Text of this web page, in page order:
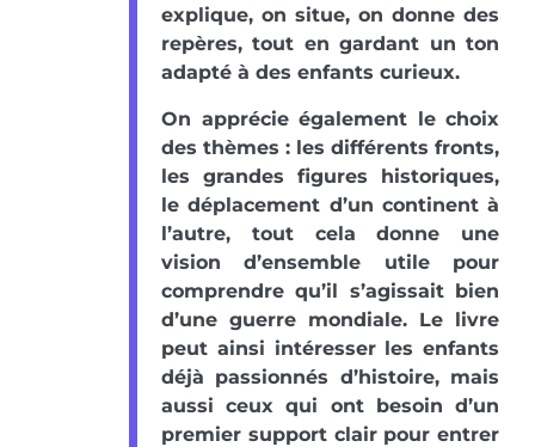
explique, on situe, on donne des
repères, tout en gardant un ton
adapté à des enfants curieux.
On apprécie également le choix
des thèmes : les différents fronts,
les grandes figures historiques,
le déplacement d’un continent à
l’autre, tout cela donne une
vision d’ensemble utile pour
comprendre qu’il s’agissait bien
d’une guerre mondiale. Le livre
peut ainsi intéresser les enfants
déjà passionnés d’histoire, mais
aussi ceux qui ont besoin d’un
premier support clair pour entrer